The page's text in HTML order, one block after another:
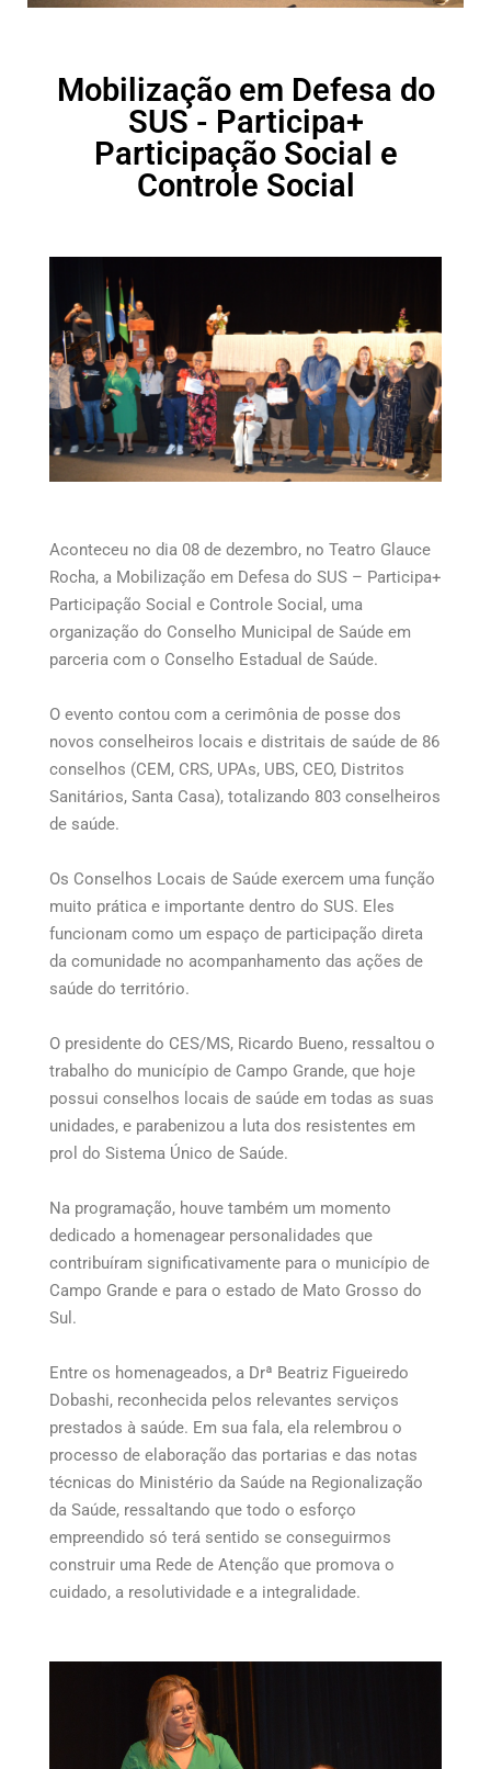
Mobilização em Defesa do
SUS - Participa+
Participação Social e
Controle Social
Aconteceu no dia 08 de dezembro, no Teatro Glauce
Rocha, a Mobilização em Defesa do SUS – Participa+
Participação Social e Controle Social, uma
organização do Conselho Municipal de Saúde em
parceria com o Conselho Estadual de Saúde.
O evento contou com a cerimônia de posse dos
novos conselheiros locais e distritais de saúde de 86
conselhos (CEM, CRS, UPAs, UBS, CEO, Distritos
Sanitários, Santa Casa), totalizando 803 conselheiros
de saúde.
Os Conselhos Locais de Saúde exercem uma função
muito prática e importante dentro do SUS. Eles
funcionam como um espaço de participação direta
da comunidade no acompanhamento das ações de
saúde do território.
O presidente do CES/MS, Ricardo Bueno, ressaltou o
trabalho do município de Campo Grande, que hoje
possui conselhos locais de saúde em todas as suas
unidades, e parabenizou a luta dos resistentes em
prol do Sistema Único de Saúde.
Na programação, houve também um momento
dedicado a homenagear personalidades que
contribuíram significativamente para o município de
Campo Grande e para o estado de Mato Grosso do
Sul.
Entre os homenageados, a Drª Beatriz Figueiredo
Dobashi, reconhecida pelos relevantes serviços
prestados à saúde. Em sua fala, ela relembrou o
processo de elaboração das portarias e das notas
técnicas do Ministério da Saúde na Regionalização
da Saúde, ressaltando que todo o esforço
empreendido só terá sentido se conseguirmos
construir uma Rede de Atenção que promova o
cuidado, a resolutividade e a integralidade.